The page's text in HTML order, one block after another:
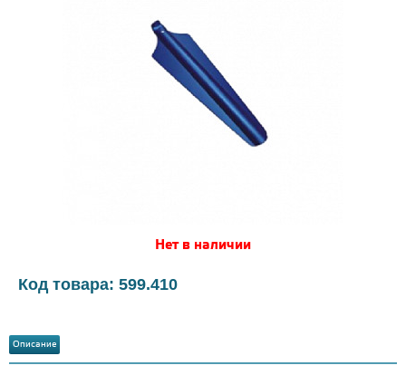
Нет в наличии
Код товара: 599.410
Описание